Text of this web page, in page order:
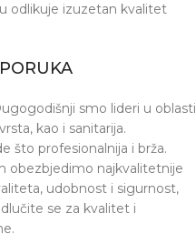
odlikuje izuzetan kvalitet
smo lideri u oblasti
kao i sanitarija.
što profesionalnija i brža.
obezbjedimo najkvalitetnije
udobnost i sigurnost,
se za kvalitet i